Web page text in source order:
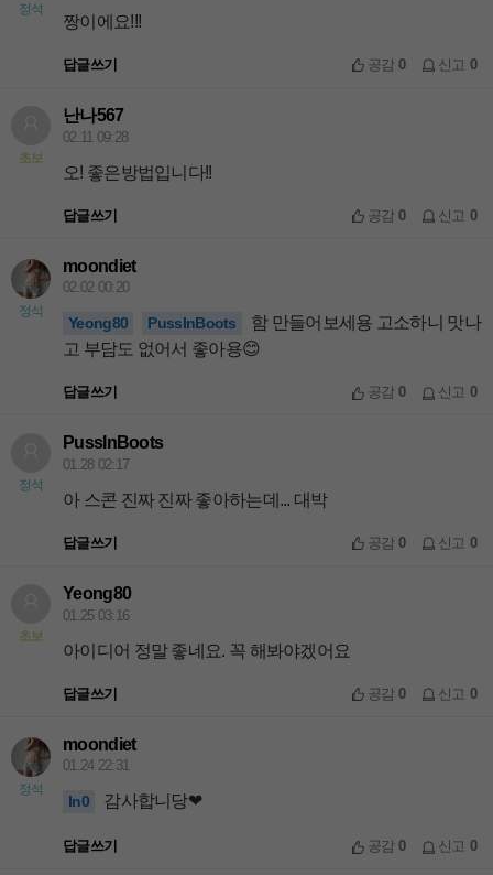
정석
짱이에요!!!
답글쓰기 공감0 신고 0
초보
난나567
02.11 09:28
오! 좋은방법입니다!!
답글쓰기 공감0 신고 0
정석
moondiet
02.02 00:20
Yeong80 PussInBoots
함 만들어보세용 고소하니 맛나
고 부담도 없어서 좋아용😊
답글쓰기 공감0 신고 0
정석
PussInBoots
01.28 02:17
아 스콘 진짜 진짜 좋아하는데... 대박
답글쓰기 공감0 신고 0
초보
Yeong80
01.25 03:16
아이디어 정말 좋네요. 꼭 해봐야겠어요
답글쓰기 공감0 신고 0
정석
moondiet
01.24 22:31
In0 감사합니당❤
답글쓰기 공감0 신고 0